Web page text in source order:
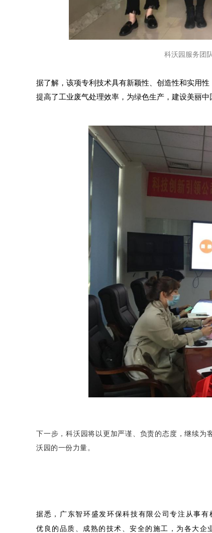
科沃园服务团
据了解，该项专利技术具有新颖性、创造性和实用
提高了工业废气处理效率，为绿色生产，建设美丽中
下一步，科沃园将以更加严谨、负责的态度，继续为
沃园的一份力量。
据悉，广东智环盛发环保科技有限公司专注从事
优良的品质、成熟的技术、安全的施工，为各大